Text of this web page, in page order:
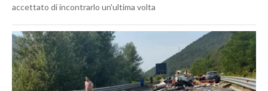
accettato di incontrarlo un'ultima volta